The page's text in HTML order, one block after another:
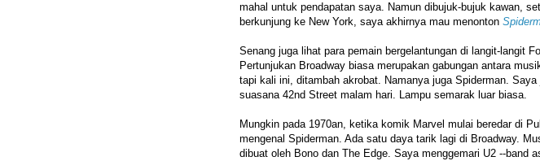
mahal untuk pendapatan saya. Namun dibujuk-bujuk kawan,
berkunjung ke New York, saya akhirnya mau menonton
Senang juga lihat para pemain bergelantungan di langit-langit
Pertunjukan Broadway biasa merupakan gabungan antara
tapi kali ini, ditambah akrobat. Namanya juga Spiderman.
suasana 42nd Street malam hari. Lampu semarak luar biasa.
Mungkin pada 1970an, ketika komik Marvel mulai beredar di
mengenal Spiderman. Ada satu daya tarik lagi di Broadway.
dibuat oleh Bono dan The Edge. Saya menggemari U2 --band